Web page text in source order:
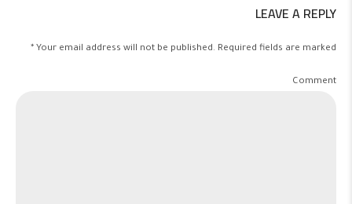
LEAVE A REPLY
Your email address will not be published. Required fields are marked *
Comment